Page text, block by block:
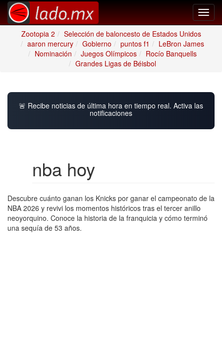
Zootopia 2
Selección de baloncesto de Estados Unidos
aaron mercury
Gobierno puntos f1
LeBron James
Nominación
Juegos Olímpicos
Rocío Banquells
Grandes Ligas de Béisbol
🚨 Recibe noticias de última hora en tiempo real. Activa las
notificaciones
nba hoy
Descubre cuánto ganan los Knicks por ganar el campeonato de la
NBA 2026 y revivi los momentos históricos tras el tercer anillo
neoyorquino. Conoce la historia de la franquicia y cómo terminó
una sequía de 53 años.